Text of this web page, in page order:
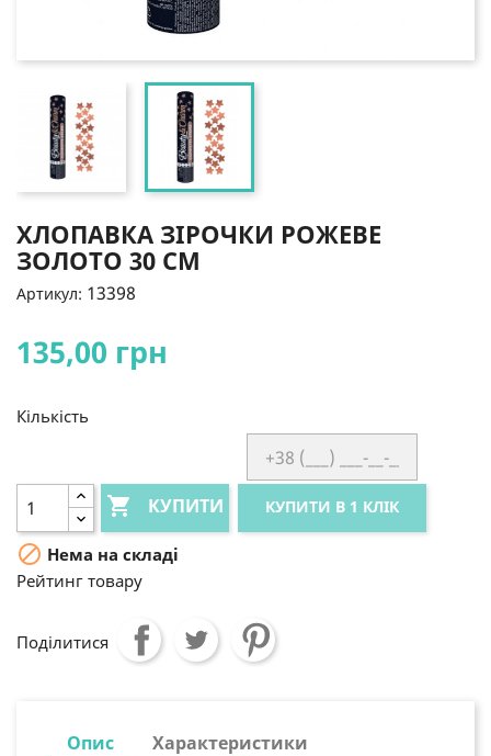
ХЛОПАВКА ЗІРОЧКИ РОЖЕВЕ
ЗОЛОТО 30 СМ
Артикул: 13398
135,00 грн
Кількість
 КУПИТИ КУПИТИ В 1 КЛІК
 Нема на складі
Рейтинг товару
Поділитися
Опис
Характеристики